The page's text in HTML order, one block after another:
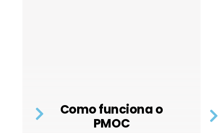
Como funciona o
PMOC